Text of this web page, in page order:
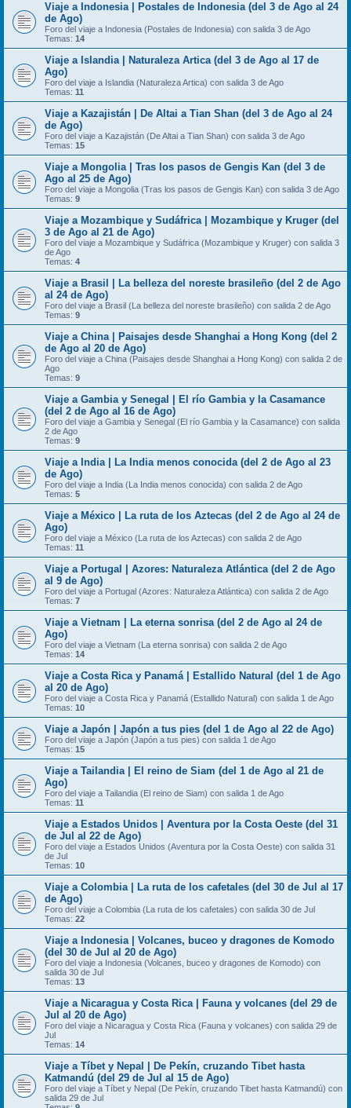
Viaje a Indonesia | Postales de Indonesia (del 3 de Ago al 24
de Ago)
Foro del viaje a Indonesia (Postales de Indonesia) con salida 3 de Ago
Temas: 14
Viaje a Islandia | Naturaleza Artica (del 3 de Ago al 17 de
Ago)
Foro del viaje a Islandia (Naturaleza Artica) con salida 3 de Ago
Temas: 11
Viaje a Kazajistán | De Altai a Tian Shan (del 3 de Ago al 24
de Ago)
Foro del viaje a Kazajistán (De Altai a Tian Shan) con salida 3 de Ago
Temas: 15
Viaje a Mongolia | Tras los pasos de Gengis Kan (del 3 de
Ago al 25 de Ago)
Foro del viaje a Mongolia (Tras los pasos de Gengis Kan) con salida 3 de Ago
Temas: 9
Viaje a Mozambique y Sudáfrica | Mozambique y Kruger (del
3 de Ago al 21 de Ago)
Foro del viaje a Mozambique y Sudáfrica (Mozambique y Kruger) con salida 3
de Ago
Temas: 4
Viaje a Brasil | La belleza del noreste brasileño (del 2 de Ago
al 24 de Ago)
Foro del viaje a Brasil (La belleza del noreste brasileño) con salida 2 de Ago
Temas: 9
Viaje a China | Paisajes desde Shanghai a Hong Kong (del 2
de Ago al 20 de Ago)
Foro del viaje a China (Paisajes desde Shanghai a Hong Kong) con salida 2 de
Ago
Temas: 9
Viaje a Gambia y Senegal | El río Gambia y la Casamance
(del 2 de Ago al 16 de Ago)
Foro del viaje a Gambia y Senegal (El río Gambia y la Casamance) con salida
2 de Ago
Temas: 9
Viaje a India | La India menos conocida (del 2 de Ago al 23
de Ago)
Foro del viaje a India (La India menos conocida) con salida 2 de Ago
Temas: 5
Viaje a México | La ruta de los Aztecas (del 2 de Ago al 24 de
Ago)
Foro del viaje a México (La ruta de los Aztecas) con salida 2 de Ago
Temas: 11
Viaje a Portugal | Azores: Naturaleza Atlántica (del 2 de Ago
al 9 de Ago)
Foro del viaje a Portugal (Azores: Naturaleza Atlántica) con salida 2 de Ago
Temas: 7
Viaje a Vietnam | La eterna sonrisa (del 2 de Ago al 24 de
Ago)
Foro del viaje a Vietnam (La eterna sonrisa) con salida 2 de Ago
Temas: 14
Viaje a Costa Rica y Panamá | Estallido Natural (del 1 de Ago
al 20 de Ago)
Foro del viaje a Costa Rica y Panamá (Estallido Natural) con salida 1 de Ago
Temas: 10
Viaje a Japón | Japón a tus pies (del 1 de Ago al 22 de Ago)
Foro del viaje a Japón (Japón a tus pies) con salida 1 de Ago
Temas: 15
Viaje a Tailandia | El reino de Siam (del 1 de Ago al 21 de
Ago)
Foro del viaje a Tailandia (El reino de Siam) con salida 1 de Ago
Temas: 11
Viaje a Estados Unidos | Aventura por la Costa Oeste (del 31
de Jul al 22 de Ago)
Foro del viaje a Estados Unidos (Aventura por la Costa Oeste) con salida 31
de Jul
Temas: 10
Viaje a Colombia | La ruta de los cafetales (del 30 de Jul al 17
de Ago)
Foro del viaje a Colombia (La ruta de los cafetales) con salida 30 de Jul
Temas: 22
Viaje a Indonesia | Volcanes, buceo y dragones de Komodo
(del 30 de Jul al 20 de Ago)
Foro del viaje a Indonesia (Volcanes, buceo y dragones de Komodo) con
salida 30 de Jul
Temas: 13
Viaje a Nicaragua y Costa Rica | Fauna y volcanes (del 29 de
Jul al 20 de Ago)
Foro del viaje a Nicaragua y Costa Rica (Fauna y volcanes) con salida 29 de
Jul
Temas: 14
Viaje a Tíbet y Nepal | De Pekín, cruzando Tibet hasta
Katmandú (del 29 de Jul al 15 de Ago)
Foro del viaje a Tíbet y Nepal (De Pekín, cruzando Tibet hasta Katmandú) con
salida 29 de Jul